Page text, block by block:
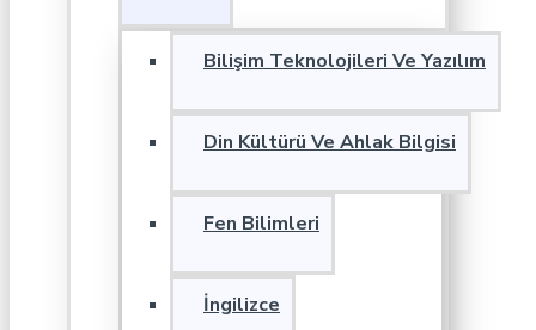
Bilişim Teknolojileri Ve Yazılım
Din Kültürü Ve Ahlak Bilgisi
Fen Bilimleri
İngilizce